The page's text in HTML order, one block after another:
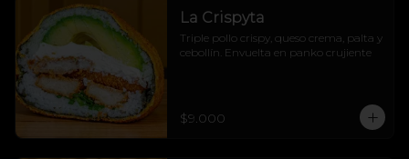
La Crispyta
Triple pollo crispy, queso crema, palta y
cebollín. Envuelta en panko crujiente
$9.000